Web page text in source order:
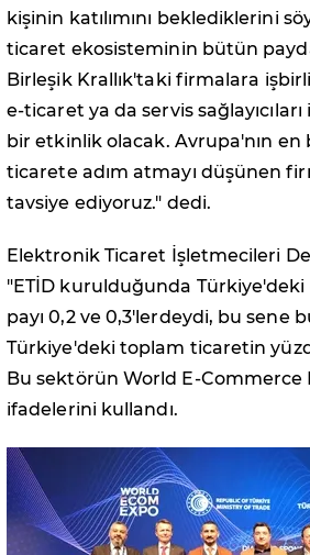
kişinin katılımını beklediklerini
ticaret ekosisteminin bütün
Birleşik Krallık'taki firmalara
e-ticaret ya da servis
bir etkinlik olacak. Avrupa'nın en
ticarete adım atmayı düşünen
tavsiye ediyoruz." dedi.
Elektronik Ticaret İşletmecileri
"ETİD kurulduğunda
payı 0,2 ve 0,3'lerdeydi, bu sene
Türkiye'deki toplam ticaretin
Bu sektörün World E-Commerce
ifadelerini kullandı.